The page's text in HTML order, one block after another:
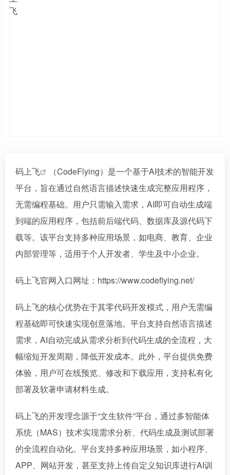
码上飞
（CodeFlying）是一个基于AI技术的智能开发
平台，旨在通过自然语言描述快速生成完整应用程序，
无需编程基础。用户只需输入需求，AI即可自动生成端
到端的应用程序，包括前后端代码、数据库及源代码下
载等。该平台支持多种应用场景，如电商、教育、企业
内部管理等，适用于个人开发者、学生及中小企业。
码上飞官网入口网址：https://www.codeflying.net/
码上飞的核心优势在于其零代码开发模式，用户无需编
程基础即可快速实现创意落地。平台支持自然语言描述
需求，AI自动完成从需求分析到代码生成的全流程，大
幅缩短开发周期，降低开发成本。此外，平台提供免费
体验，用户可在线预览、修改和下载应用，支持私有化
部署及软著申请材料生成。
码上飞的开发理念源于“文生软件”平台，通过多智能体
系统（MAS）技术实现需求分析、代码生成及测试部署
的全流程自动化。平台支持多种应用场景，如小程序、
APP、网站开发，甚至支持上传自定义知识库进行AI训